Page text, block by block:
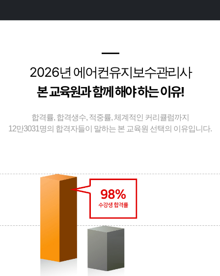
━
2026년 에어컨유지보수관리사
본 교육원과 함께 해야 하는 이유!
합격률, 합격생수, 적중률, 체계적인 커리큘럼까지
12만3031명의 합격자들이 말하는 본 교육원 선택의 이유입니다.